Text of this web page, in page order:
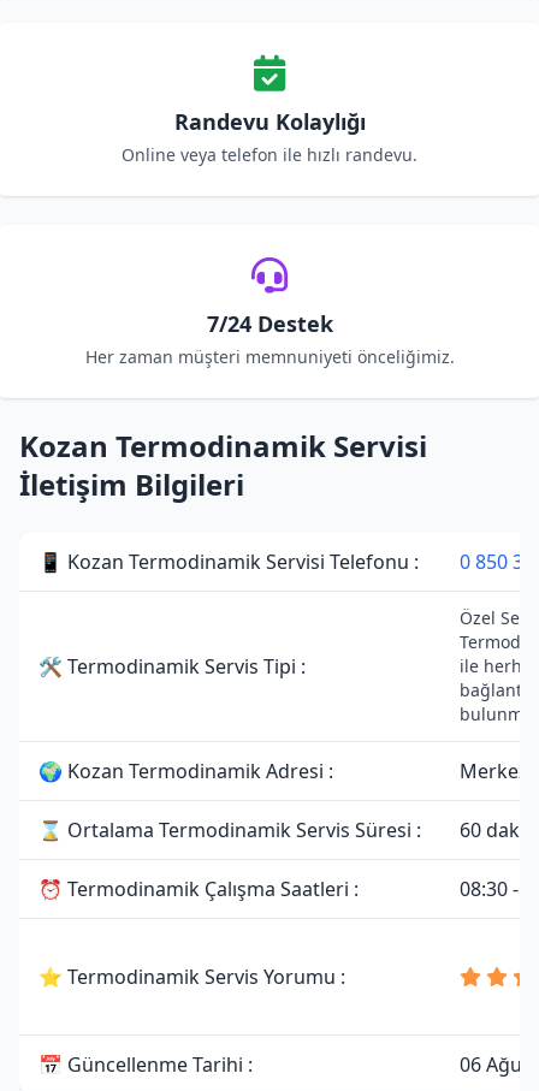
Randevu Kolaylığı
Online veya telefon ile hızlı randevu.
7/24 Destek
Her zaman müşteri memnuniyeti önceliğimiz.
Kozan Termodinamik Servisi
İletişim Bilgileri
📱 Kozan Termodinamik Servisi Telefonu : 0 850
🛠 Termodinamik Servis Tipi :
Özel
ile
bağlantısı
🌍 Kozan Termodinamik Adresi : Merkez,
⌛ Ortalama Termodinamik Servis Süresi : 60
⏰ Termodinamik Çalışma Saatleri : 08:30 -
⭐ Termodinamik Servis Yorumu :
📅 Güncellenme Tarihi : 06